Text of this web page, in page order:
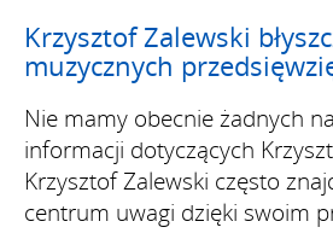
Krzysztof Zalewski
muzycznych
Nie mamy obecnie żadnych
informacji dotyczących
Krzysztof Zalewski często
centrum uwagi dzięki swoim